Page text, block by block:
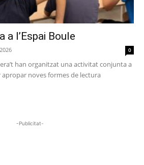
a l’Espai Boule
0
han organitzat una activitat conjunta a
apropar noves formes de lectura
-Publicitat-